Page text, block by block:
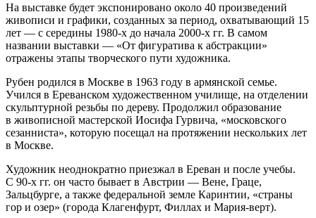
На выставке будет экспонировано около 40 произведений
живописи и графики, созданных за период, охватывающий 15
лет — с середины 1980-х до начала 2000-х гг. В самом
названии выставки — «От фигуратива к абстракции»
отражены этапы творческого пути художника.
Рубен родился в Москве в 1963 году в армянской семье.
Учился в Ереванском художественном училище, на отделении
скульптурной резьбы по дереву. Продолжил образование
в живописной мастерской Иосифа Гурвича, «московского
сезанниста», которую посещал на протяжении нескольких лет
в Москве.
Художник неоднократно приезжал в Ереван и после учебы.
С 90-х гг. он часто бывает в Австрии — Вене, Граце,
Зальцбурге, а также федеральной земле Каринтии, «страны
гор и озер» (города Клагенфурт, Филлах и Мария-верт).